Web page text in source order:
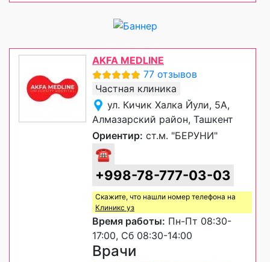
AKFA MEDLINE
77 отзывов
Частная клиника
ул. Кичик Халка Йули, 5А,
Алмазарский район, Ташкент
Ориентир: ст.м. "БЕРУНИ"
☎
+998-78-777-03-03
Скажите, что нашли номер телефона на
Клиникс уз
Время работы: Пн-Пт 08:30-
17:00, Сб 08:30-14:00
Врачи